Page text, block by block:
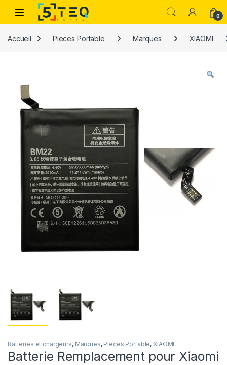
Passer à la navigation
Aller au contenu
0
Accueil Pieces Portable Marques XIAOMI
Batteries et chargeurs, Marques, Pieces Portable, XIAOMI
Batterie Remplacement pour Xiaomi